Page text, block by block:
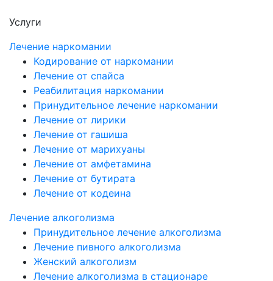
Услуги
Лечение наркомании
Кодирование от наркомании
Лечение от спайса
Реабилитация наркомании
Принудительное лечение наркомании
Лечение от лирики
Лечение от гашиша
Лечение от марихуаны
Лечение от амфетамина
Лечение от бутирата
Лечение от кодеина
Лечение алкоголизма
Принудительное лечение алкоголизма
Лечение пивного алкоголизма
Женский алкоголизм
Лечение алкоголизма в стационаре